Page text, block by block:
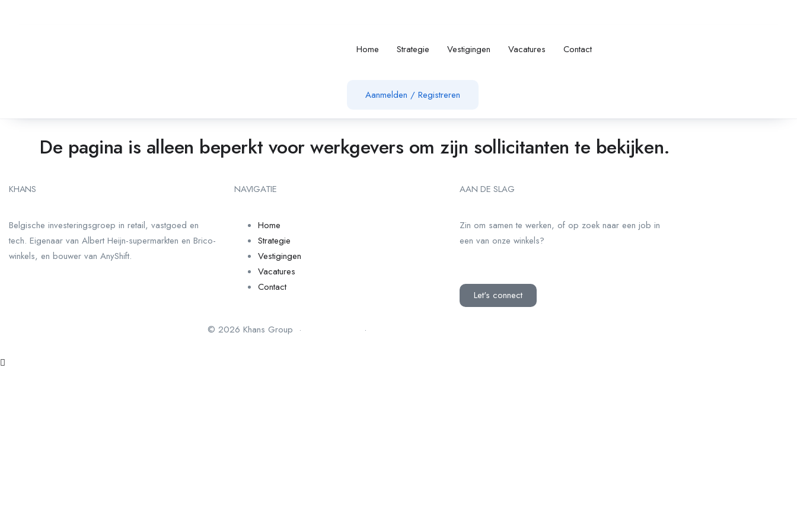
Home Strategie Vestigingen Vacatures Contact
Aanmelden / Registreren
De pagina is alleen beperkt voor werkgevers om zijn sollicitanten te bekijken.
KHANS
Belgische investeringsgroep in retail, vastgoed en
tech. Eigenaar van Albert Heijn-supermarkten en Brico-
winkels, en bouwer van AnyShift.
NAVIGATIE
Home
Strategie
Vestigingen
Vacatures
Contact
AAN DE SLAG
Zin om samen te werken, of op zoek naar een job in
een van onze winkels?
Let's connect
© 2026 Khans Group · ·